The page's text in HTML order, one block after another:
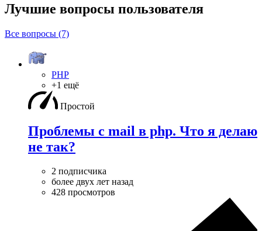
Лучшие вопросы пользователя
Все вопросы (7)
PHP
+1 ещё
Простой
Проблемы с mail в php. Что я делаю
не так?
2 подписчика
более двух лет назад
428 просмотров